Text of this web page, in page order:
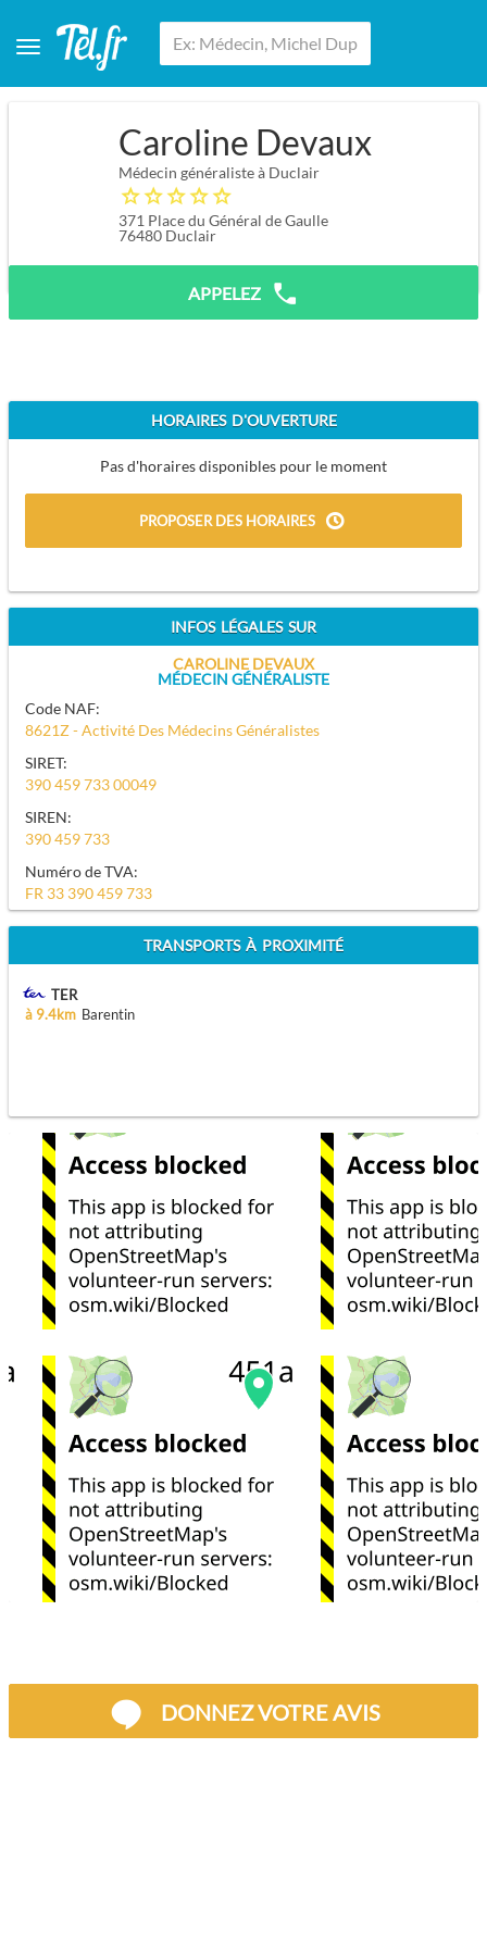
Caroline Devaux
Médecin généraliste à Duclair
371 Place du Général de Gaulle
76480 Duclair
APPELEZ
HORAIRES D'OUVERTURE
Pas d'horaires disponibles pour le moment
PROPOSER DES HORAIRES
INFOS LÉGALES SUR
CAROLINE DEVAUX
MÉDECIN GÉNÉRALISTE
Code NAF:
8621Z - Activité Des Médecins Généralistes
SIRET:
390 459 733 00049
SIREN:
390 459 733
Numéro de TVA:
FR 33 390 459 733
TRANSPORTS À PROXIMITÉ
TER
à 9.4km Barentin
DONNEZ VOTRE AVIS